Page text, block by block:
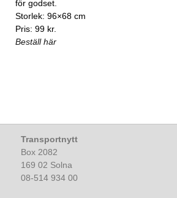
för godset.
Storlek: 96×68 cm
Pris: 99 kr.
Beställ här
Transportnytt
Box 2082
169 02 Solna
08-514 934 00